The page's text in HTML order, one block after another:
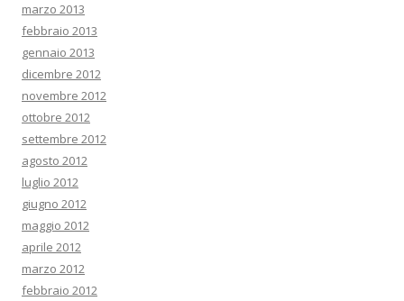
marzo 2013
febbraio 2013
gennaio 2013
dicembre 2012
novembre 2012
ottobre 2012
settembre 2012
agosto 2012
luglio 2012
giugno 2012
maggio 2012
aprile 2012
marzo 2012
febbraio 2012